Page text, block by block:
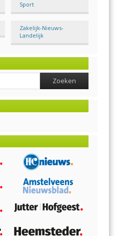
Sport
Zakelijk-Nieuws-
Landelijk